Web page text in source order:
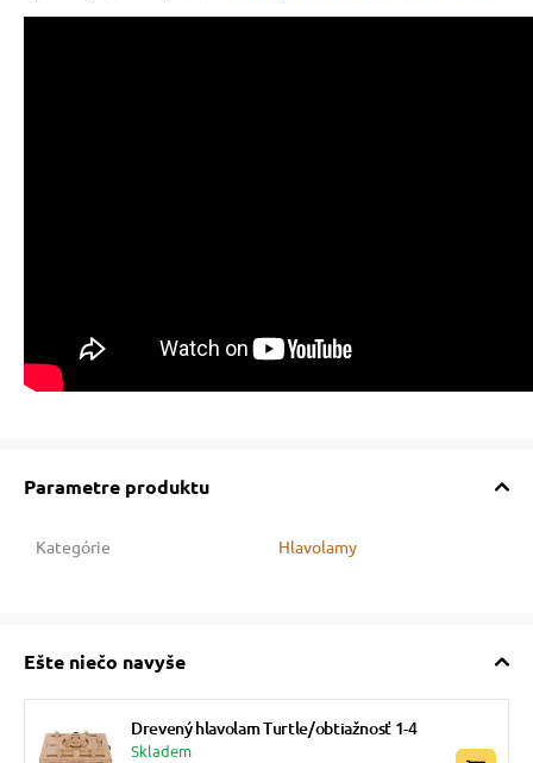
Parametre produktu
Kategórie Hlavolamy
Ešte niečo navyše
Drevený hlavolam Turtle/obtiažnosť 1-4
Skladem